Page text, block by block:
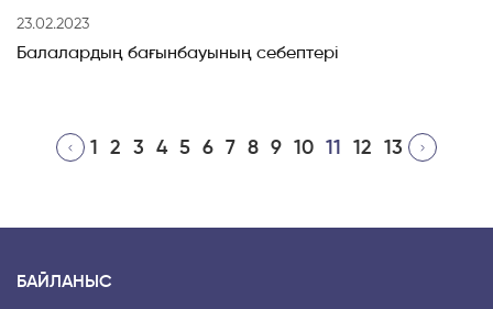
23.02.2023
Балалардың бағынбауының себептері
1 2 3 4 5 6 7 8 9 10 11 12 13
БАЙЛАНЫС